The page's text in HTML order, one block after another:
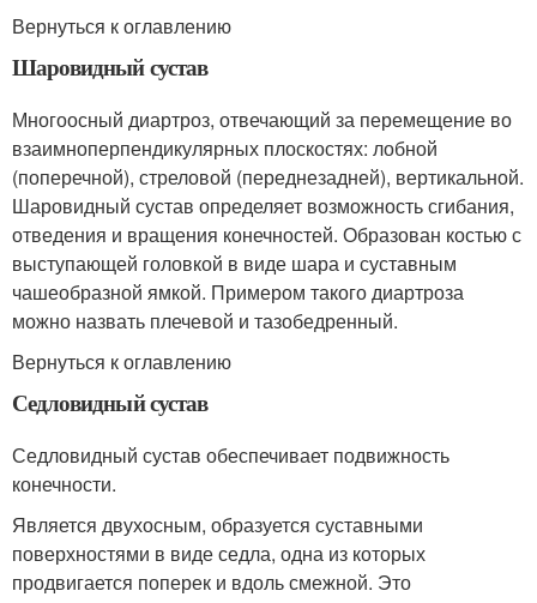
Вернуться к оглавлению
Шаровидный сустав
Многоосный диартроз, отвечающий за перемещение во
взаимноперпендикулярных плоскостях: лобной
(поперечной), стреловой (переднезадней), вертикальной.
Шаровидный сустав определяет возможность сгибания,
отведения и вращения конечностей. Образован костью с
выступающей головкой в виде шара и суставным
чашеобразной ямкой. Примером такого диартроза
можно назвать плечевой и тазобедренный.
Вернуться к оглавлению
Седловидный сустав
Седловидный сустав обеспечивает подвижность
конечности.
Является двухосным, образуется суставными
поверхностями в виде седла, одна из которых
продвигается поперек и вдоль смежной. Это